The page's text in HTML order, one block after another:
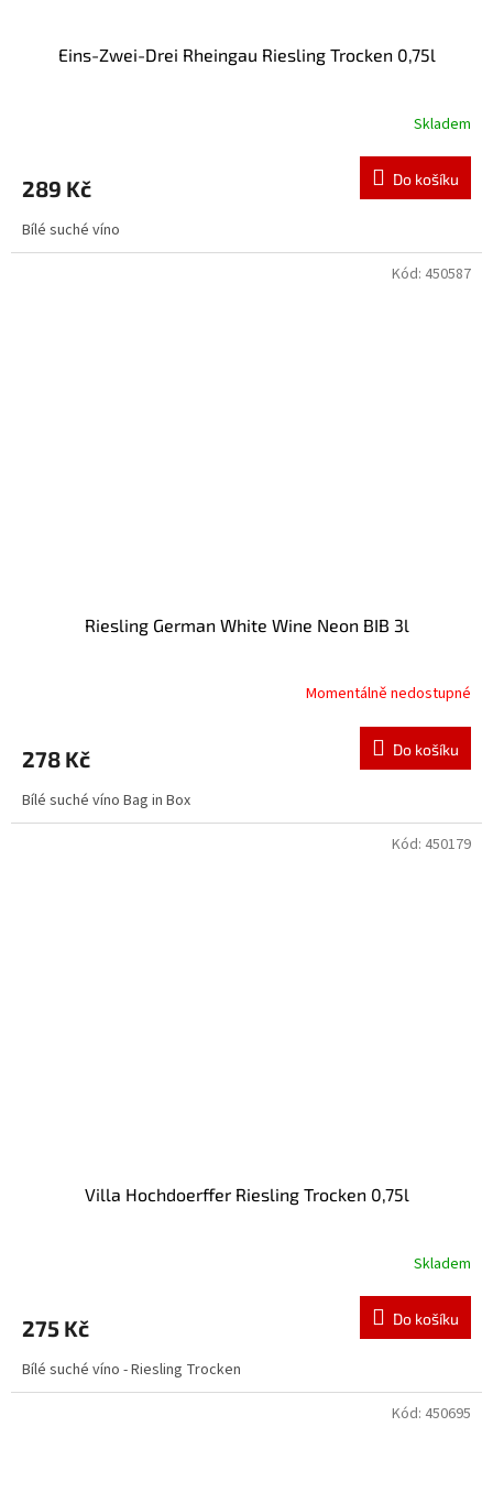
Eins-Zwei-Drei Rheingau Riesling Trocken 0,75l
Skladem
289 Kč Do košíku
Bílé suché víno
Riesling German White Wine Neon BIB 3l
Momentálně nedostupné
278 Kč Do košíku
Bílé suché víno Bag in Box
Kód: 450587
Villa Hochdoerffer Riesling Trocken 0,75l
Skladem
275 Kč Do košíku
Bílé suché víno - Riesling Trocken
Kód: 450179
Kód: 450695